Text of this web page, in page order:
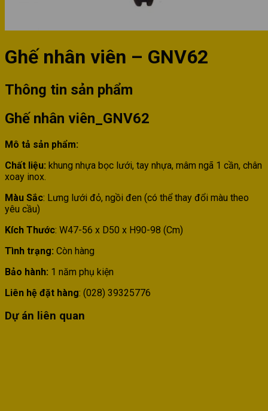
Ghế nhân viên – GNV62
Thông tin sản phẩm
Ghế nhân viên_GNV62
Mô tả sản phẩm:
Chất liệu: khung nhựa bọc lưới, tay nhựa, mâm ngã 1 cần, chân
xoay inox.
Màu Sắc: Lưng lưới đỏ, ngồi đen (có thể thay đổi màu theo
yêu cầu)
Kích Thước: W47-56 x D50 x H90-98 (Cm)
Tình trạng: Còn hàng
Bảo hành: 1 năm phụ kiện
Liên hệ đặt hàng: (028) 39325776
Dự án liên quan